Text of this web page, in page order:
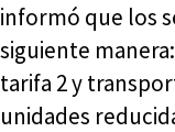
informó que los
siguiente
tarifa 2 y
unidades